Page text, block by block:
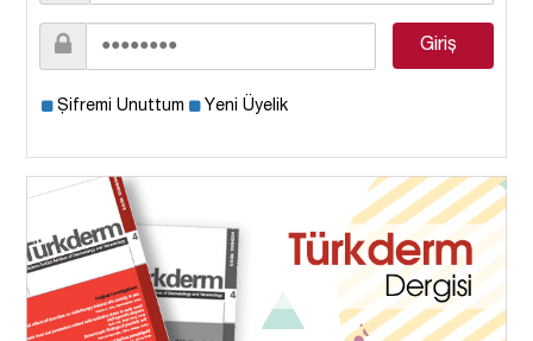
Şifremi Unuttum Yeni Üyelik